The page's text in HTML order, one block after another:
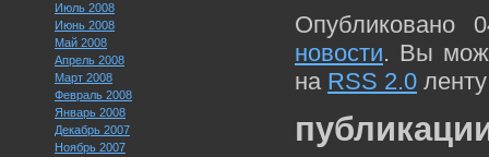
Июль 2008
Июнь 2008
Май 2008
Апрель 2008
Март 2008
Февраль 2008
Январь 2008
Декабрь 2007
Ноябрь 2007
Опубликовано
новости. Вы
на RSS 2.0